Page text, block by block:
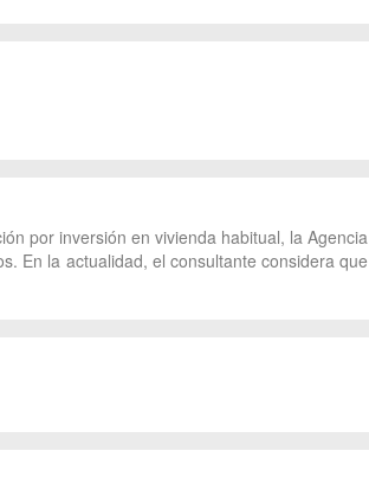
por inversión en vivienda habitual, la Agencia
En la actualidad, el consultante considera que